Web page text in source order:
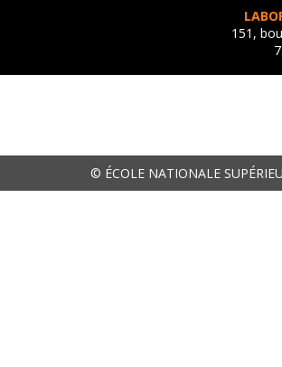
151,
© ÉCOLE NATIONALE